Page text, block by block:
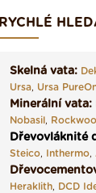
RYCHLÉ
Skelná vata:
Ursa, Ursa
Minerální vata:
Nobasil,
Dřevovláknité
Steico, Inthermo,
Heraklith, DCD